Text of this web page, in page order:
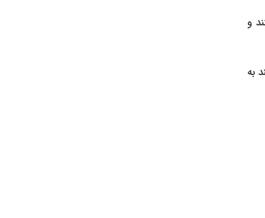
و
به